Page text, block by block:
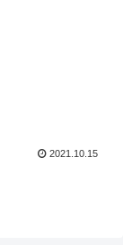
2021.10.15